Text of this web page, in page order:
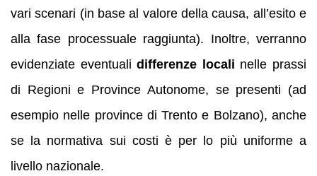
vari scenari (in base al valore della causa, all’esito e
alla fase processuale raggiunta). Inoltre, verranno
evidenziate eventualidifferenze locali nelle prassi
di Regioni e Province Autonome, se presenti (ad
esempio nelle province di Trento e Bolzano), anche
se la normativa sui costi è per lo più uniforme a
livello nazionale.